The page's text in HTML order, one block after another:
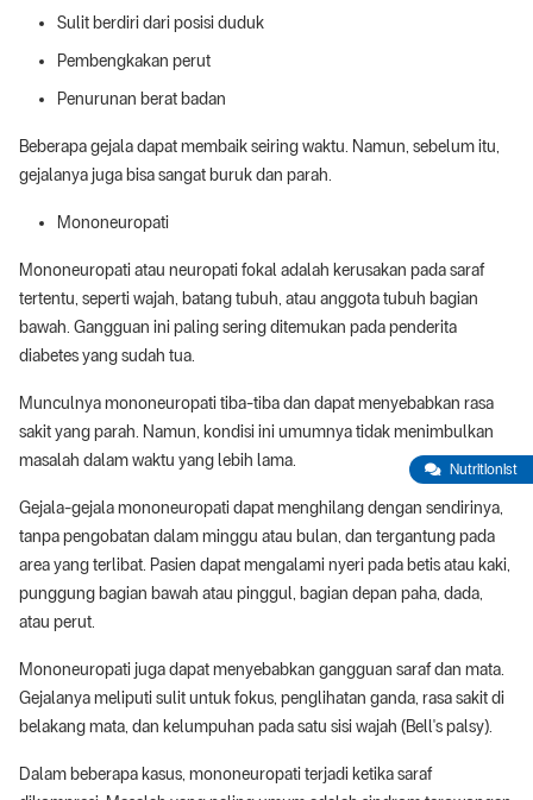
Sulit berdiri dari posisi duduk
Pembengkakan perut
Penurunan berat badan
Beberapa gejala dapat membaik seiring waktu. Namun, sebelum itu,
gejalanya juga bisa sangat buruk dan parah.
Mononeuropati
Mononeuropati atau neuropati fokal adalah kerusakan pada saraf
tertentu, seperti wajah, batang tubuh, atau anggota tubuh bagian
bawah. Gangguan ini paling sering ditemukan pada penderita
diabetes yang sudah tua.
Munculnya mononeuropati tiba-tiba dan dapat menyebabkan rasa
sakit yang parah. Namun, kondisi ini umumnya tidak menimbulkan
masalah dalam waktu yang lebih lama.
Gejala-gejala mononeuropati dapat menghilang dengan sendirinya,
tanpa pengobatan dalam minggu atau bulan, dan tergantung pada
area yang terlibat. Pasien dapat mengalami nyeri pada betis atau kaki,
punggung bagian bawah atau pinggul, bagian depan paha, dada,
atau perut.
Mononeuropati juga dapat menyebabkan gangguan saraf dan mata.
Gejalanya meliputi sulit untuk fokus, penglihatan ganda, rasa sakit di
belakang mata, dan kelumpuhan pada satu sisi wajah (Bell's palsy).
Dalam beberapa kasus, mononeuropati terjadi ketika saraf
Nutritionist